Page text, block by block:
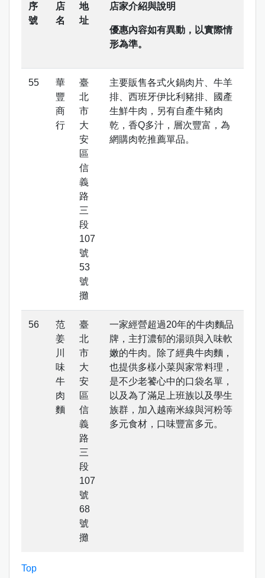
序
號
店
名
地
址
店家介紹與說明
優惠內容如有異動，以實際情
形為準。
華
豐
商
行
臺
北
市
大
安
區
信
義
路
三
段
107
號
53
號
攤
主要販售各式火鍋肉片、牛羊
排、西班牙伊比利豬排、國產
生鮮牛肉，另有自產牛豬肉
乾，香Q多汁，層次豐富，為
網購肉乾推薦單品。
范
姜
川
味
牛
肉
麵
臺
北
市
大
安
區
信
義
路
三
段
107
號
68
號
攤
一家經營超過20年的牛肉麵品
牌，主打濃郁的湯頭與入味軟
嫩的牛肉。除了經典牛肉麵，
也提供多樣小菜與家常料理，
是不少老饕心中的口袋名單，
以及為了滿足上班族以及學生
族群，加入越南米線與河粉等
多元食材，口味豐富多元。
Top